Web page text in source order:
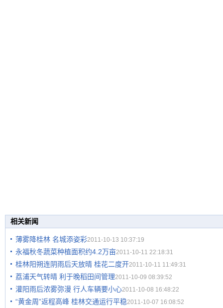
相关新闻
薄雾降桂林 名城添姿彩2011-10-13 10:37:19
永福秋冬蔬菜种植面积约4.2万亩2011-10-11 22:18:31
桂林阳朔连阴雨后天放晴 桂花二度开2011-10-11 11:49:31
荔浦天气转晴 利于晚稻田间管理2011-10-09 08:39:52
灌阳雨后浓雾弥漫 行人车辆要小心2011-10-08 16:48:22
“黄金周”返程高峰 桂林交通运行平稳2011-10-07 16:08:52